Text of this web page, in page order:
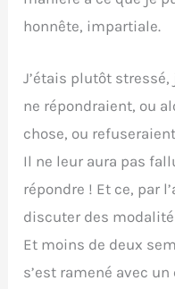
honnête, impartiale.
J’étais plutôt
ne répondraient, ou
chose, ou
Il ne leur aura pas
répondre ! Et ce, par
discuter des
Et moins de deux
s’est ramené avec